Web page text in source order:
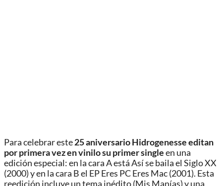
Para celebrar este25 aniversario Hidrogenesse editan
por primera vez en vinilo su primer singleen una
edición especial: en la cara A está Así se baila el Siglo XX
(2000) y en la cara B el EP Eres PC Eres Mac (2001). Esta
reedición incluye un tema inédito (Mis Manías) y una